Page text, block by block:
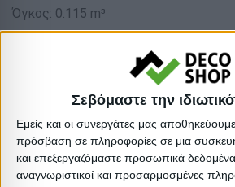
Σεβόμαστε την
Εμείς και οι συνεργάτες μας
πρόσβαση σε πληροφορίες σε μια
και επεξεργαζόμαστε προσωπικά
αναγνωριστικοί και προσαρμοσμένες
Όγκος: 0.115 m³
Ελάχιστη ποσότητα: 1
Επόμενη εκτιμώμενη ημερομηνία
Διαστάσεις